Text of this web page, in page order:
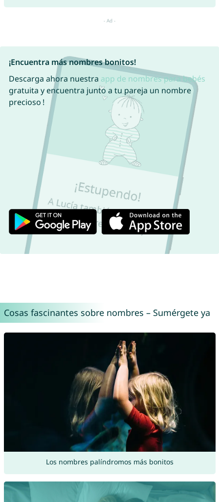
¡Encuentra más nombres bonitos!
Descarga ahora nuestra app de nombres para bebés
gratuita y encuentra junto a tu pareja un nombre
precioso !
Cosas fascinantes sobre nombres – Sumérgete ya
Los nombres palíndromos más bonitos